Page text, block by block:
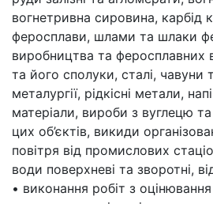
вогнетривна сировина, карбід
феросплави, шлами та шлаки
виробництва та феросплавних
та його сполуки, сталі, чавуни
металургії, рідкісні метали,
матеріали, вироби з вуглецю та
цих об’єктів, викиди
повітря від промислових
води поверхневі та зворотні,
• виконання робіт з оцінювання